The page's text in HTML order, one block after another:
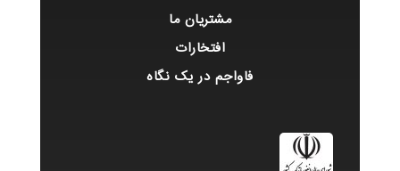
مشتریان ما
افتخارات
فاواجم در یک نگاه